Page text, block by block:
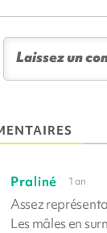
Praliné 1 an
Assez
Les mâles en